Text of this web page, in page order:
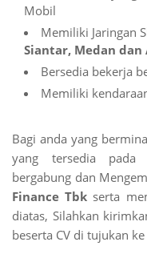
Mobil
Memiliki Jaringan
Siantar, Medan dan
Bersedia bekerja
Memiliki
Bagi anda yang
yang tersedia pada
bergabung dan
Finance Tbk serta
diatas, Silahkan
beserta CV di tujukan